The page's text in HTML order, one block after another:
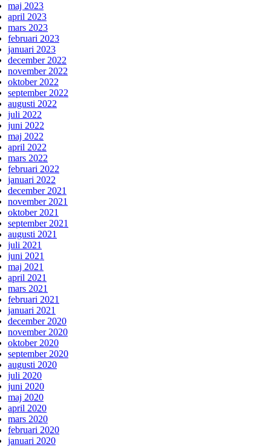
maj 2023
april 2023
mars 2023
februari 2023
januari 2023
december 2022
november 2022
oktober 2022
september 2022
augusti 2022
juli 2022
juni 2022
maj 2022
april 2022
mars 2022
februari 2022
januari 2022
december 2021
november 2021
oktober 2021
september 2021
augusti 2021
juli 2021
juni 2021
maj 2021
april 2021
mars 2021
februari 2021
januari 2021
december 2020
november 2020
oktober 2020
september 2020
augusti 2020
juli 2020
juni 2020
maj 2020
april 2020
mars 2020
februari 2020
januari 2020